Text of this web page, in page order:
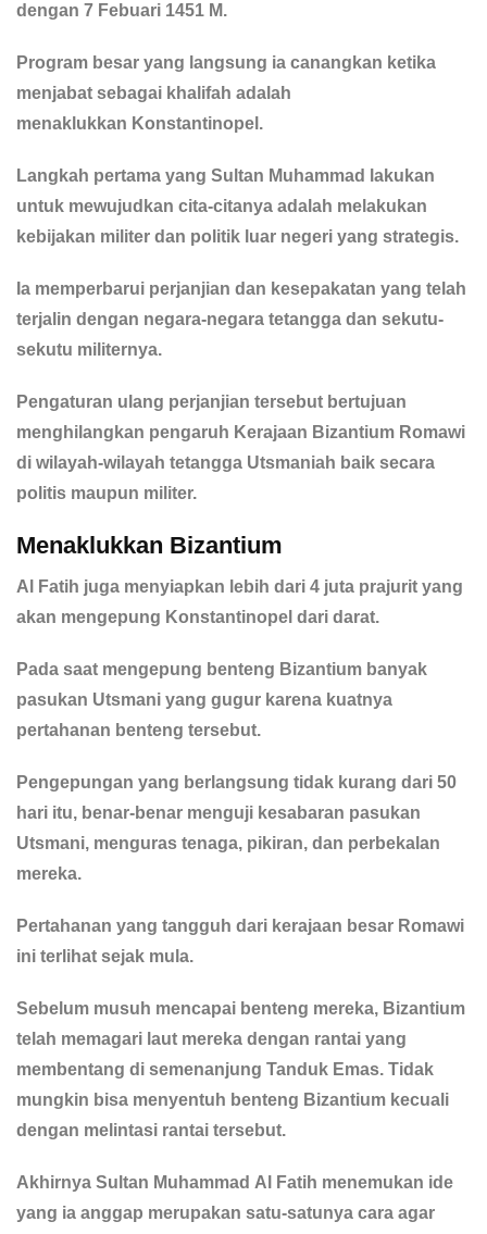
dengan 7 Febuari 1451 M.
Program besar yang langsung ia canangkan ketika
menjabat sebagai khalifah adalah
menaklukkan Konstantinopel.
Langkah pertama yang Sultan Muhammad lakukan
untuk mewujudkan cita-citanya adalah melakukan
kebijakan militer dan politik luar negeri yang strategis.
Ia memperbarui perjanjian dan kesepakatan yang telah
terjalin dengan negara-negara tetangga dan sekutu-
sekutu militernya.
Pengaturan ulang perjanjian tersebut bertujuan
menghilangkan pengaruh Kerajaan Bizantium Romawi
di wilayah-wilayah tetangga Utsmaniah baik secara
politis maupun militer.
Menaklukkan Bizantium
Al Fatih juga menyiapkan lebih dari 4 juta prajurit yang
akan mengepung Konstantinopel dari darat.
Pada saat mengepung benteng Bizantium banyak
pasukan Utsmani yang gugur karena kuatnya
pertahanan benteng tersebut.
Pengepungan yang berlangsung tidak kurang dari 50
hari itu, benar-benar menguji kesabaran pasukan
Utsmani, menguras tenaga, pikiran, dan perbekalan
mereka.
Pertahanan yang tangguh dari kerajaan besar Romawi
ini terlihat sejak mula.
Sebelum musuh mencapai benteng mereka, Bizantium
telah memagari laut mereka dengan rantai yang
membentang di semenanjung Tanduk Emas. Tidak
mungkin bisa menyentuh benteng Bizantium kecuali
dengan melintasi rantai tersebut.
Akhirnya Sultan Muhammad Al Fatih menemukan ide
yang ia anggap merupakan satu-satunya cara agar